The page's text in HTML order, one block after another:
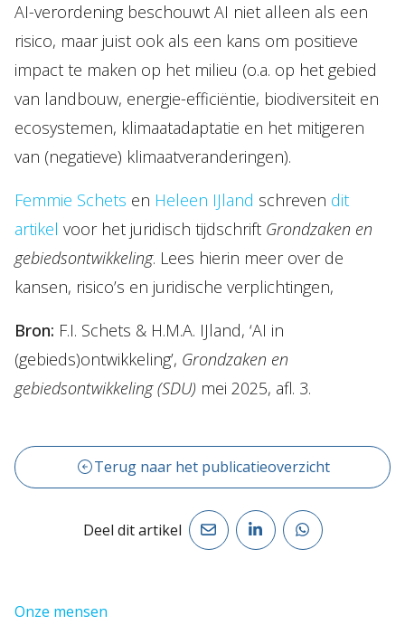
AI-verordening beschouwt AI niet alleen als een
risico, maar juist ook als een kans om positieve
impact te maken op het milieu (o.a. op het gebied
van landbouw, energie-efficiëntie, biodiversiteit en
ecosystemen, klimaatadaptatie en het mitigeren
van (negatieve) klimaatveranderingen).
Femmie Schets en Heleen IJland schreven dit
artikel voor het juridisch tijdschrift Grondzaken en
gebiedsontwikkeling. Lees hierin meer over de
kansen, risico’s en juridische verplichtingen,
Bron: F.I. Schets & H.M.A. IJland, ‘AI in
(gebieds)ontwikkeling’, Grondzaken en
gebiedsontwikkeling (SDU) mei 2025, afl. 3.
Terug naar het publicatieoverzicht
Deel dit artikel
Onze mensen